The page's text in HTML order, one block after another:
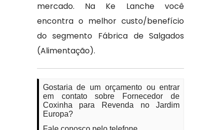
mercado. Na Ke Lanche você
encontra o melhor custo/benefício
do segmento Fábrica de Salgados
(Alimentação).
Gostaria de um orçamento ou entrar
em contato sobre Fornecedor de
Coxinha para Revenda no Jardim
Europa?